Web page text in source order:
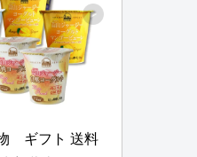
　ギフト 送料